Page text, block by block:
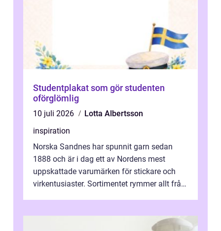
Studentplakat som gör studenten
oförglömlig
10 juli 2026
Lotta Albertsson
inspiration
Norska Sandnes har spunnit garn sedan
1888 och är i dag ett av Nordens mest
uppskattade varumärken för stickare och
virkentusiaster. Sortimentet rymmer allt från